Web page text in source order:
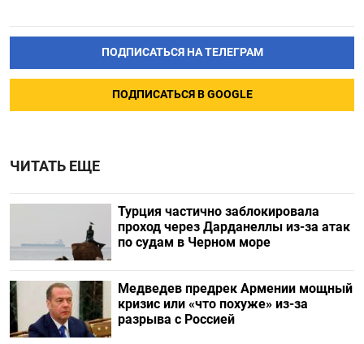
ПОДПИСАТЬСЯ НА ТЕЛЕГРАМ
ПОДПИСАТЬСЯ В GOOGLE
ЧИТАТЬ ЕЩЕ
Турция частично заблокировала
проход через Дарданеллы из-за атак
по судам в Черном море
Медведев предрек Армении мощный
кризис или «что похуже» из-за
разрыва с Россией